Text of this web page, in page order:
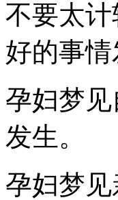
不要太
好的事情
孕妇梦
发生。
孕妇梦